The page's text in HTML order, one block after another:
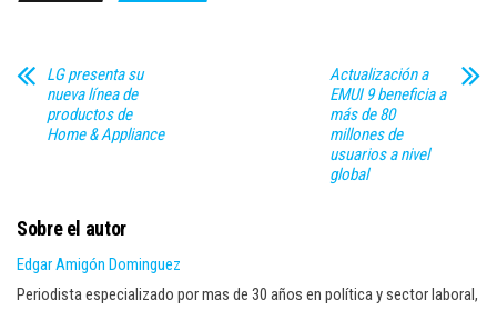
LG presenta su
nueva línea de
productos de
Home & Appliance
Actualización a
EMUI 9 beneficia a
más de 80
millones de
usuarios a nivel
global
Sobre el autor
Edgar Amigón Dominguez
Periodista especializado por mas de 30 años en política y sector laboral,